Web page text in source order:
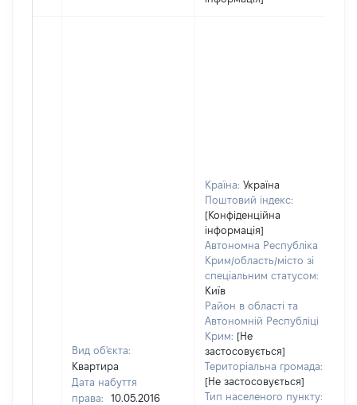
Вид об'єкта:
Квартира
Дата набуття
права:
10.05.2016
Країна: Україна
Поштовий індекс:
[Конфіденційна
інформація]
Автономна Республіка
Крим/область/місто зі
спеціальним статусом:
Київ
Район в області та
Автономній Республіці
Крим: [Не
застосовується]
Територіальна громада:
[Не застосовується]
Тип населеного пункту: